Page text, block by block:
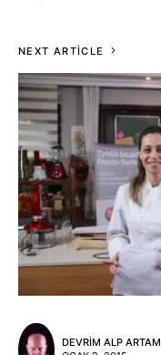
NEXT ARTICLE
DEVRIM ALP ARTAM